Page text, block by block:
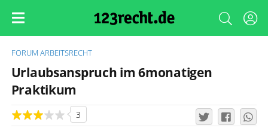
FORUM ARBEITSRECHT
Urlaubsanspruch im 6monatigen
Praktikum
3